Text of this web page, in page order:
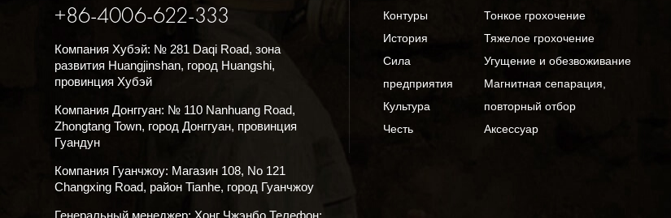
+86-4006-622-333
Компания Хубэй: № 281 Daqi Road, зона
развития Huangjinshan, город Huangshi,
провинция Хубэй
Компания Донггуан: № 110 Nanhuang Road,
Zhongtang Town, город Донггуан, провинция
Гуандун
Компания Гуанчжоу: Магазин 108, No 121
Changxing Road, район Tianhe, город Гуанчжоу
Контуры
История
Сила
предприятия
Культура
Честь
Тонкое грохочение
Тяжелое грохочение
Угущение и обезвоживание
Магнитная сепарация,
повторный отбор
Аксессуар